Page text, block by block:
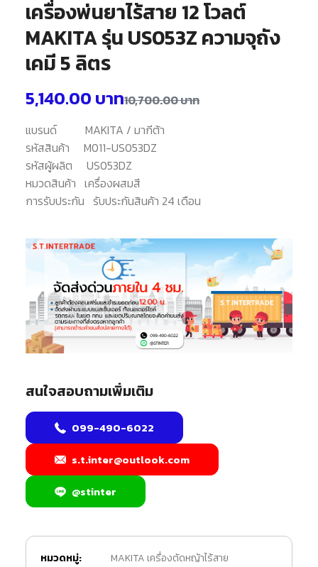
เครื่องพ่นยาไร้สาย 12 โวลต์
MAKITA รุ่น US053Z ความจุถัง
เคมี 5 ลิตร
10,700.00บาท
5,140.00 บาท
แบรนด์ MAKITA / มากีต้า
รหัสสินค้า M011-US053DZ
รหัสผู้ผลิต US053DZ
หมวดสินค้า เครื่องผสมสี
การรับประกัน รับประกันสินค้า 24 เดือน
สนใจสอบถามเพิ่มเติม
099-490-6022
s.t.inter@outlook.com
@stinter
หมวดหมู่: MAKITA เครื่องตัดหญ้าไร้สาย